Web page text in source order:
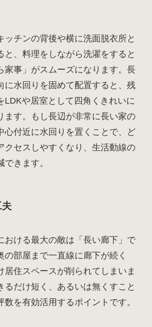
ッチンの背後や横に洗面脱衣所と
と、料理をしながら洗濯をすると
家事」がスムーズになります。長
に水回りを固めて配置すると、残
LDKや居室として四角くきれいに
ます。もし長辺が非常に長い家の
心付近に水回りを置くことで、ど
クセスしやすくなり、生活動線の
きます。
夫
おける最大の敵は「長い廊下」で
の部屋まで一直線に廊下が続く
居住スペースが削られてしまいま
るだけ短く、あるいは無くすこと
数を有効活用するポイントです。